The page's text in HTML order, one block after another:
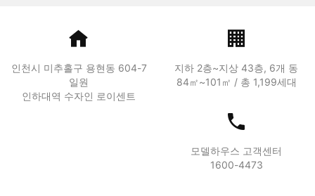
인천시 미추홀구 용현동 604-7
일원
인하대역 수자인 로이센트
지하 2층~지상 43층, 6개 동
84㎡~101㎡ / 총 1,199세대
모델하우스 고객센터
1600-4473